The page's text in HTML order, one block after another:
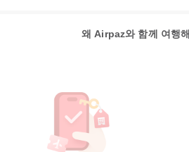
왜 Airpaz와 함께 여행